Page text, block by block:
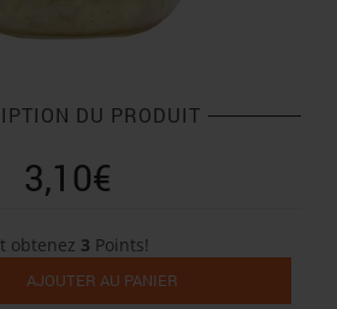
DU PRODUIT
3,10€
obtenez 3 Points!
AJOUTER AU PANIER